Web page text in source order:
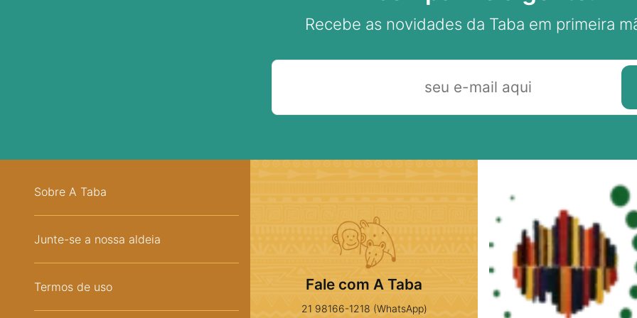
Recebe as novidades da Taba em primeira
Sobre A Taba
Junte-se a nossa aldeia
Termos de uso Fale com A Taba
21 98166-1218 (WhatsApp)